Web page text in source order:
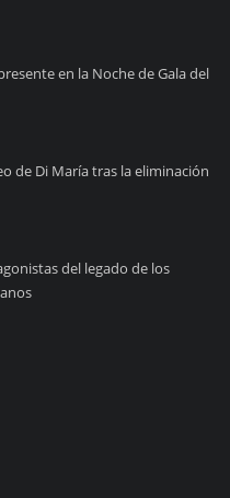
en la Noche de Gala del
de Di María tras la eliminación
del legado de los